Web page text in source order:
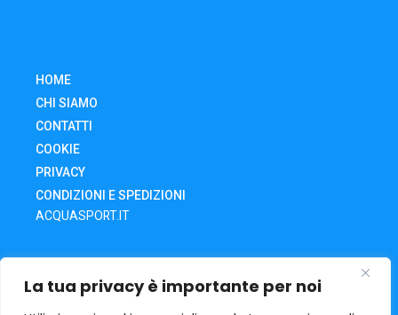
La tua privacy è importante per noi
HOME
CHI SIAMO
CONTATTI
COOKIE
PRIVACY
CONDIZIONI E SPEDIZIONI
ACQUASPORT.IT
CARRELLO